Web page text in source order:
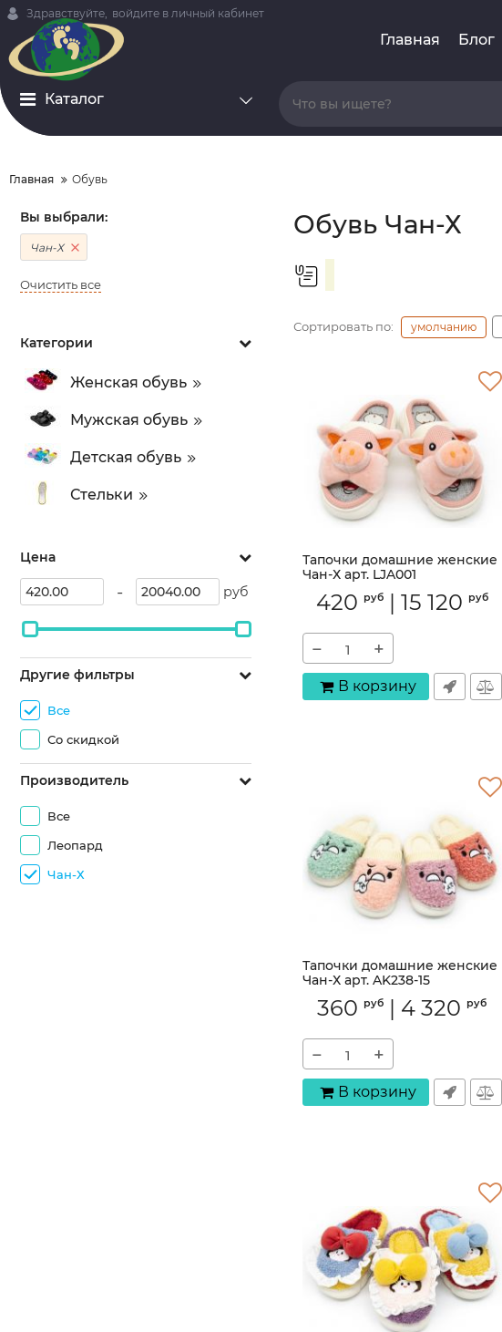
Здравствуйте, войдите в личный кабинет
Главная Блог
Каталог
Главная Обувь
Вы выбрали:
Чан-Х
Очистить все
Категории
Женская обувь
Мужская обувь
Детская обувь
Стельки
Цена
- руб
Другие фильтры
Все
Со скидкой
Производитель
Все
Леопард
Чан-Х
Обувь Чан-Х
Сортировать по: умолчанию
Тапочки домашние женские
Чан-Х арт. LJA001
Артикул: LJA001
420 руб| 15 120 руб
− +
В корзину
Тапочки домашние женские
Чан-Х арт. AK238-15
Артикул: AK238-15
360 руб | 4 320 руб
− +
В корзину